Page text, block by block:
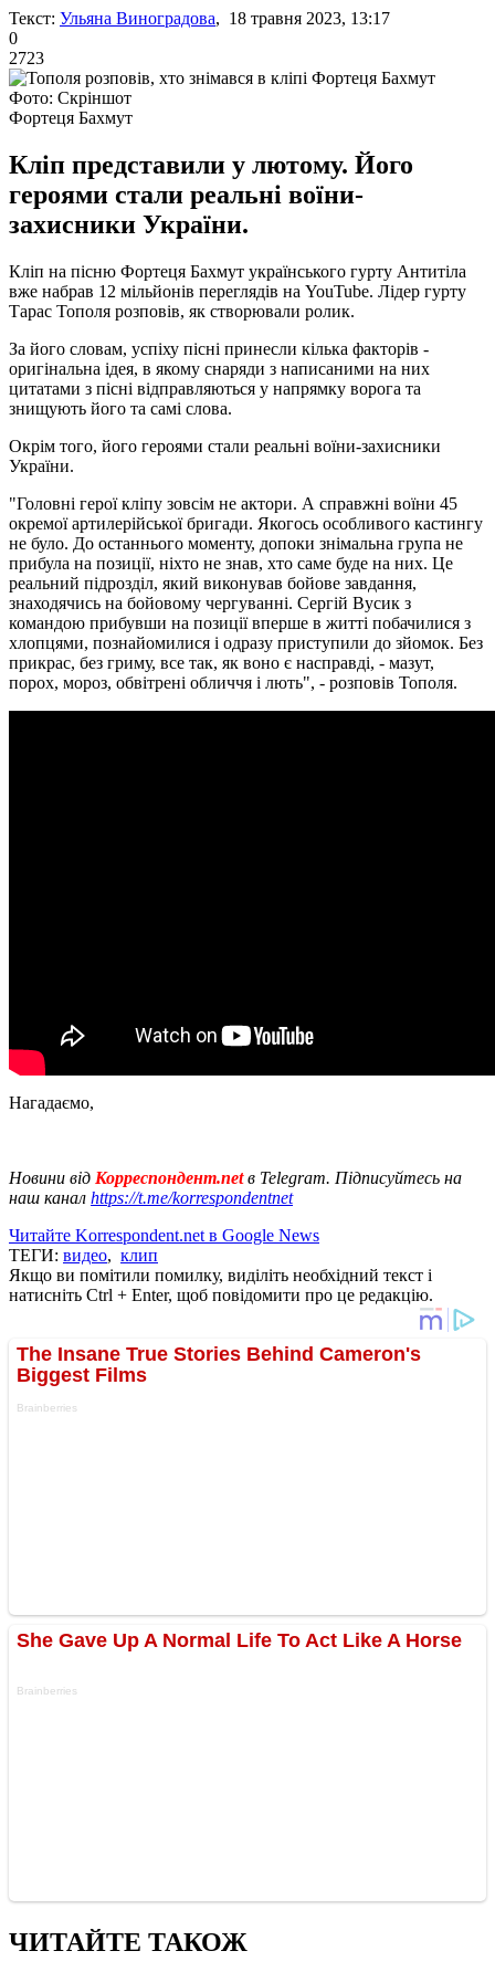
Текст: Ульяна Виноградова, 18 травня 2023, 13:17
0
2723
Фото: Скріншот
Фортеця Бахмут
Кліп представили у лютому. Його
героями стали реальні воїни-
захисники України.
Кліп на пісню Фортеця Бахмут українського гурту Антитіла
вже набрав 12 мільйонів переглядів на YouTube. Лідер гурту
Тарас Тополя розповів, як створювали ролик.
За його словам, успіху пісні принесли кілька факторів -
оригінальна ідея, в якому снаряди з написаними на них
цитатами з пісні відправляються у напрямку ворога та
знищують його та самі слова.
Окрім того, його героями стали реальні воїни-захисники
України.
"Головні герої кліпу зовсім не актори. А справжні воїни 45
окремої артилерійської бригади. Якогось особливого кастингу
не було. До останнього моменту, допоки знімальна група не
прибула на позиції, ніхто не знав, хто саме буде на них. Це
реальний підрозділ, який виконував бойове завдання,
знаходячись на бойовому чергуванні. Сергій Вусик з
командою прибувши на позиції вперше в житті побачилися з
хлопцями, познайомилися і одразу приступили до зйомок. Без
прикрас, без гриму, все так, як воно є насправді, - мазут,
порох, мороз, обвітрені обличчя і лють", - розповів Тополя.
Нагадаємо,
Новини від Корреспондент.netв Telegram. Підписуйтесь на
наш канал https://t.me/korrespondentnet
Читайте Korrespondent.net в Google News
ТЕГИ: видео, клип
Якщо ви помітили помилку, виділіть необхідний текст і
натисніть Ctrl + Enter, щоб повідомити про це редакцію.
ЧИТАЙТЕ ТАКОЖ